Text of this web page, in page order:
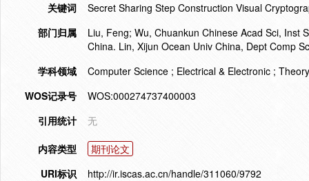
关键词
Secret Sharing Step Construction Visual
部门归属
Liu, Feng; Wu, Chuankun Chinese Acad Sci, Inst
China. Lin, Xijun Ocean Univ China, Dept Comp
学科领域
Computer Science ; Electrical & Electronic ;
WOS记录号
WOS:000274737400003
引用统计
无
内容类型
期刊论文
URI标识
http://ir.iscas.ac.cn/handle/311060/9792